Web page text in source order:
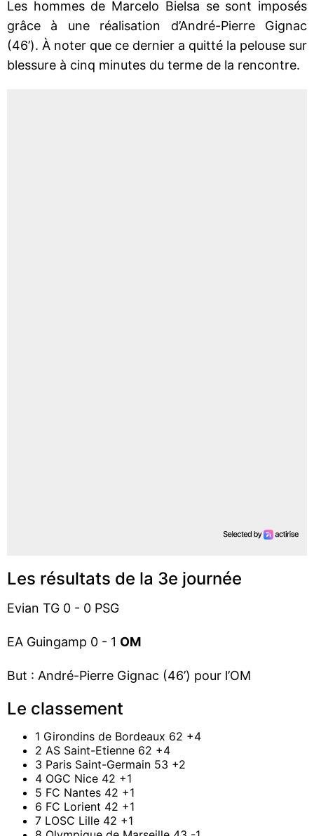
Les hommes de Marcelo Bielsa se sont imposés
grâce à une réalisation d’André-Pierre Gignac
(46’). À noter que ce dernier a quitté la pelouse sur
blessure à cinq minutes du terme de la rencontre.
Les résultats de la 3e journée
Evian TG 0 - 0 PSG
EA Guingamp 0 - 1 OM
But : André-Pierre Gignac (46’) pour l’OM
Le classement
1 Girondins de Bordeaux 62 +4
2 AS Saint-Etienne 62 +4
3 Paris Saint-Germain 53 +2
4 OGC Nice 42 +1
5 FC Nantes 42 +1
6 FC Lorient 42 +1
7 LOSC Lille 42 +1